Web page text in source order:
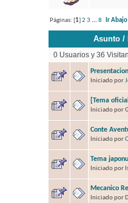
Páginas: [1] 2 3 ...8 Ir Abajo
Asunto/
0 Usuarios y 36
Iniciado por
[Tema
Iniciado por
Conte
Iniciado por
Tema
Iniciado por
Mecanico
Iniciado por